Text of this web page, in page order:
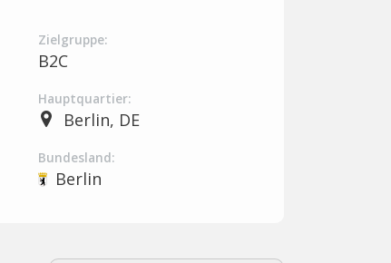
Zielgruppe:
B2C
Hauptquartier:
Berlin, DE
Bundesland:
Berlin